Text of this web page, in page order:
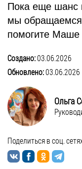
Пока еще шанс
мы
помогите Маше
Создано:03.06.2026
Обновлено:03.06.2026
Ольга
Поделиться в соц.